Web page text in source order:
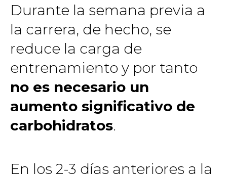
Durante la semana previa a
la carrera, de hecho, se
reduce la carga de
entrenamiento y por tanto
no es necesario un
aumento significativo de
carbohidratos.
En los 2-3 días anteriores a la